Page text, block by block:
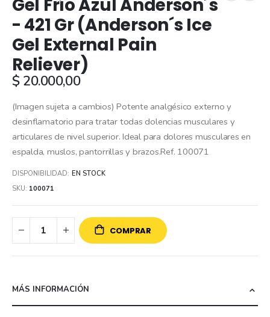
beginning
of
the
images
gallery
Gel Frío Azul Anderson´s
- 421 Gr (Anderson´s Ice
Gel External Pain
Reliever)
$ 20.000,00
(Imagen sujeta a cambios) Potente analgésico externo y
desinflamatorio para tratar todas dolencias musculares y
articulares de nivel superior. Ideal para dolores musculares en
espalda, muslos, pantorrillas y brazos.Ref. 100071
DISPONIBILIDAD: EN STOCK
SKU 100071
COMPRAR
MÁS INFORMACIÓN